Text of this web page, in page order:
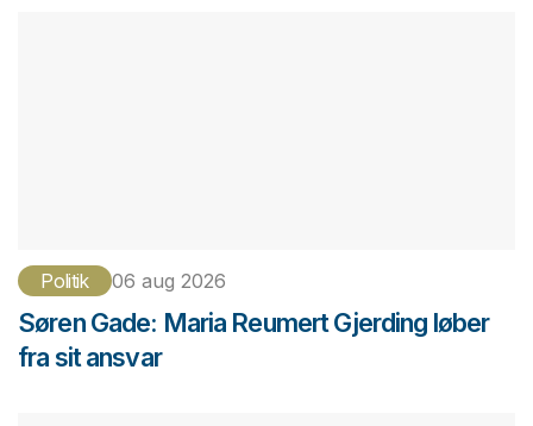
Politik 06 aug 2026
Søren Gade: Maria Reumert Gjerding løber
fra sit ansvar